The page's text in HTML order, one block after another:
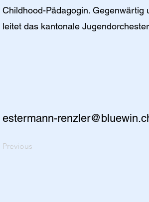
Childhood-Pädagogin. Gegenwärtig
leitet das kantonale
estermann-
Previous